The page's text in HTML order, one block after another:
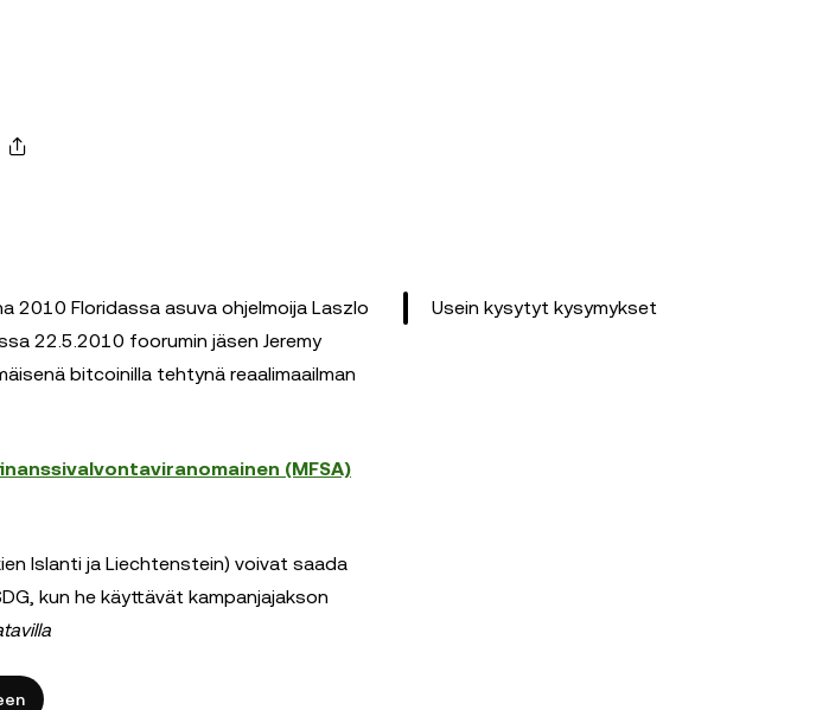
2010 Floridassa asuva ohjelmoija Laszlo
22.5.2010 foorumin jäsen Jeremy
bitcoinilla tehtynä reaalimaailman
(MFSA)
Islanti ja Liechtenstein) voivat saada
kun he käyttävät kampanjajakson
Usein kysytyt kysymykset